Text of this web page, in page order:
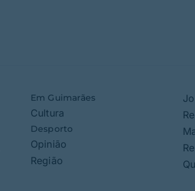
Em Guimarães
Cultura
Desporto
Opinião
Região